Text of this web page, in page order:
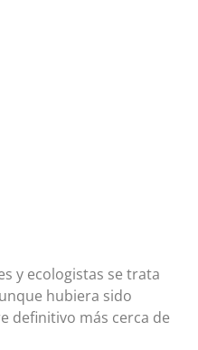
y ecologistas se trata
hubiera sido
definitivo más cerca de